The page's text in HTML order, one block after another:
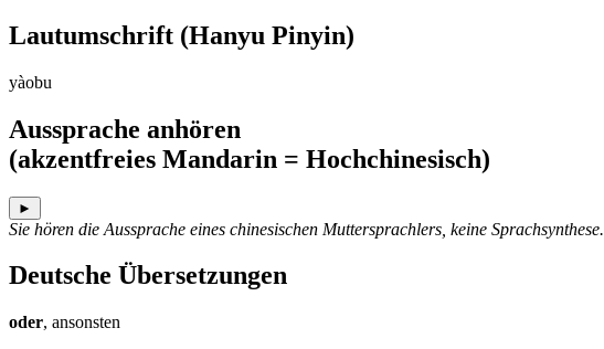
Lautumschrift (Hanyu Pinyin)
yàobu
Aussprache anhören
(akzentfreies Mandarin = Hochchinesisch)
►
Sie hören die Aussprache eines chinesischen Muttersprachlers, keine Sprachsynthese.
Deutsche Übersetzungen
oder, ansonsten